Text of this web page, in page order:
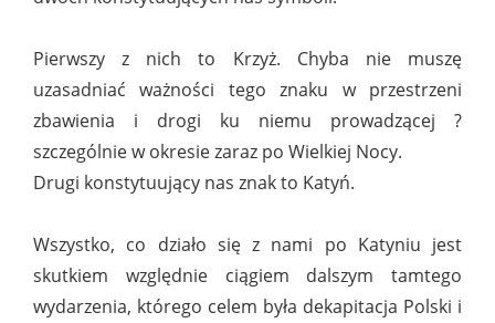
Pierwszy z nich to Krzyż. Chyba nie muszę
uzasadniać ważności tego znaku w przestrzeni
zbawienia i drogi ku niemu prowadzącej ?
szczególnie w okresie zaraz po Wielkiej Nocy.
Drugi konstytuujący nas znak to Katyń.
Wszystko, co działo się z nami po Katyniu jest
skutkiem względnie ciągiem dalszym tamtego
wydarzenia, którego celem była dekapitacja Polski i